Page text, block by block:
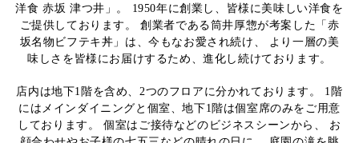
洋食 赤坂 津つ井」。
1950年に創業し、皆様に美味しい洋食を
ご提供しております。
創業者である筒井厚惣が考案した「赤
坂名物ビフテキ丼」は、今もなお愛され続け、
より一層の美
味しさを皆様にお届けするため、進化し続けております。
店内は地下1階を含め、2つのフロアに分かれております。
1階
にはメインダイニングと個室、地下1階は個室席のみをご用意
しております。
個室はご接待などのビジネスシーンから、
お